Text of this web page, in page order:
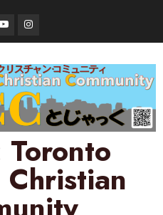
Instagram
Toronto
Christian